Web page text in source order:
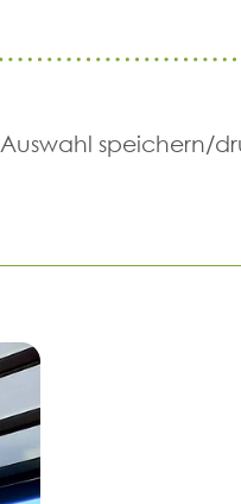
Auswahl speichern/